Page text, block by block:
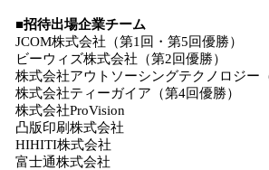
■招待出場企業チーム
JCOM株式会社（第1回・第5回優勝）
ビーウィズ株式会社（第2回優勝）
株式会社アウトソーシングテクノロジー
株式会社ティーガイア（第4回優勝）
株式会社ProVision
凸版印刷株式会社
HIHITI株式会社
富士通株式会社